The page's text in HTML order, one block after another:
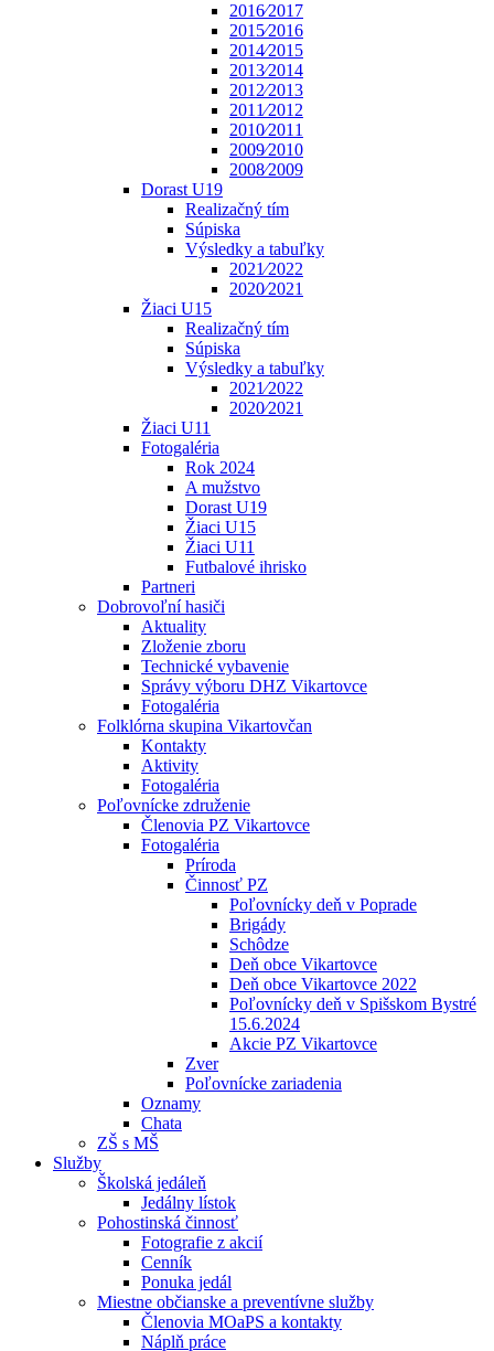
2016⁄2017
2015⁄2016
2014⁄2015
2013⁄2014
2012⁄2013
2011⁄2012
2010⁄2011
2009⁄2010
2008⁄2009
Dorast U19
Realizačný tím
Súpiska
Výsledky a tabuľky
2021⁄2022
2020⁄2021
Žiaci U15
Realizačný tím
Súpiska
Výsledky a tabuľky
2021⁄2022
2020⁄2021
Žiaci U11
Fotogaléria
Rok 2024
A mužstvo
Dorast U19
Žiaci U15
Žiaci U11
Futbalové ihrisko
Partneri
Dobrovoľní hasiči
Aktuality
Zloženie zboru
Technické vybavenie
Správy výboru DHZ Vikartovce
Fotogaléria
Folklórna skupina Vikartovčan
Kontakty
Aktivity
Fotogaléria
Poľovnícke združenie
Členovia PZ Vikartovce
Fotogaléria
Príroda
Činnosť PZ
Poľovnícky deň v Poprade
Brigády
Schôdze
Deň obce Vikartovce
Deň obce Vikartovce 2022
Poľovnícky deň v Spišskom Bystré
15.6.2024
Akcie PZ Vikartovce
Zver
Poľovnícke zariadenia
Oznamy
Chata
ZŠ s MŠ
Služby
Školská jedáleň
Jedálny lístok
Pohostinská činnosť
Fotografie z akcií
Cenník
Ponuka jedál
Miestne občianske a preventívne služby
Členovia MOaPS a kontakty
Náplň práce